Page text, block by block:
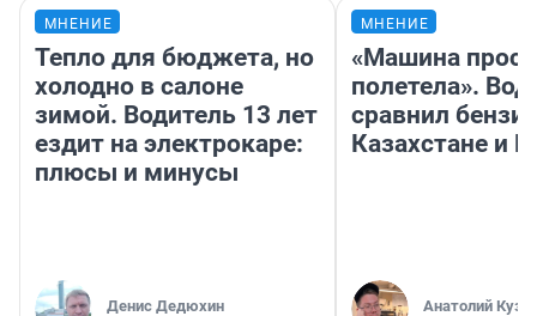
МНЕНИЕ
Тепло для бюджета, но
холодно в салоне
зимой. Водитель 13 лет
ездит на электрокаре:
плюсы и минусы
Денис Дедюхин
МНЕНИЕ
«Машина
полетела».
сравнил
Казахстане и
Анатолий